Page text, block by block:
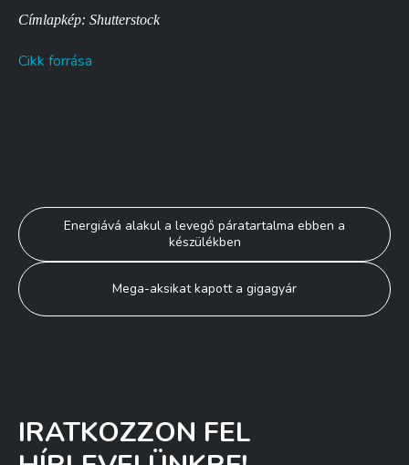
Címlapkép: Shutterstock
Cikk forrása
Bejegyzés
navigáció
Energiává alakul a levegő páratartalma ebben a
készülékben
Mega-aksikat kapott a gigagyár
IRATKOZZON FEL